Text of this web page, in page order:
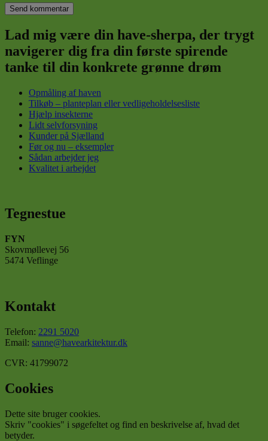
Lad mig være din have-sherpa, der trygt
navigerer dig fra din første spirende
tanke til din konkrete grønne drøm
Opmåling af haven
Tilkøb – planteplan eller vedligeholdelsesliste
Hjælp insekterne
Lidt selvforsyning
Kunder på Sjælland
Før og nu – eksempler
Sådan arbejder jeg
Kvalitet i arbejdet
Tegnestue
FYN
Skovmøllevej 56
5474 Veflinge
Kontakt
Telefon: 2291 5020
Email: sanne@havearkitektur.dk
CVR: 41799072
Cookies
Dette site bruger cookies.
Skriv "cookies" i søgefeltet og find en beskrivelse af, hvad det
betyder.